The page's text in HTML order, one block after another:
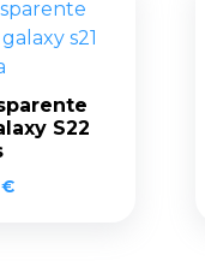
S22
€